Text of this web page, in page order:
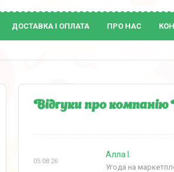
ДОСТАВКА І ОПЛАТА ПРО НАС
Відгуки про
05.08.26
Алла І.
Угода на